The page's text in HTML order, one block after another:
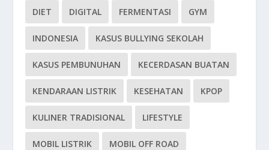
DIET DIGITAL FERMENTASI GYM
INDONESIA KASUS BULLYING SEKOLAH
KASUS PEMBUNUHAN KECERDASAN BUATAN
KENDARAAN LISTRIK KESEHATAN KPOP
KULINER TRADISIONAL LIFESTYLE
MOBIL LISTRIK MOBIL OFF ROAD